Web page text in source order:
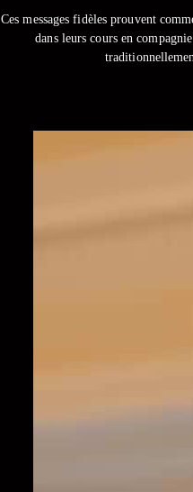
Ces messages fidèles prouvent
dans leurs cours en